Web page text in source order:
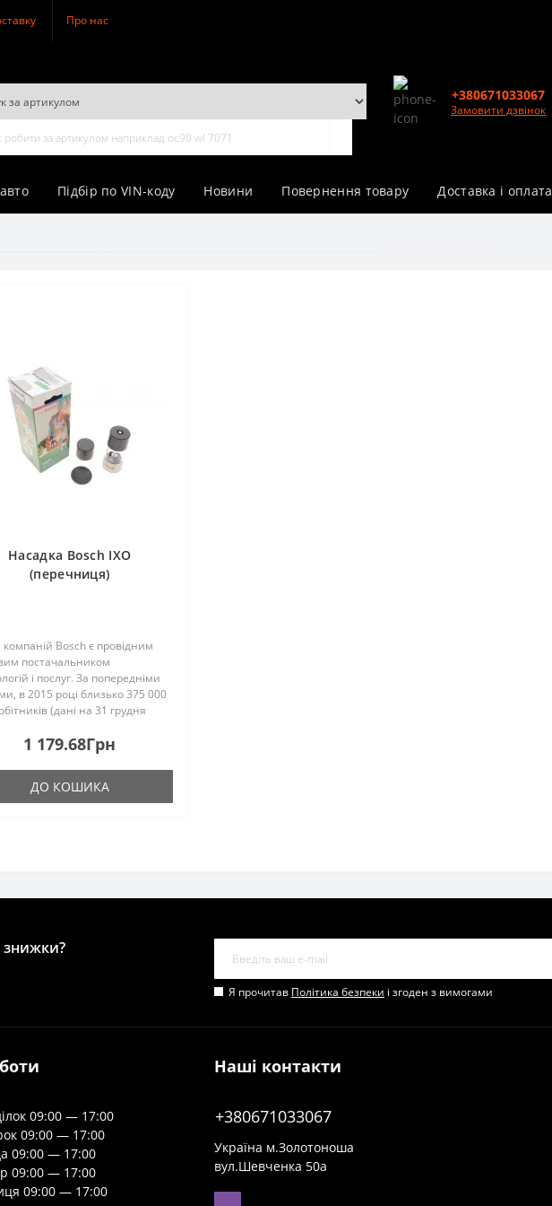
Про нас
+380671033067
Замовити дзвінок
Підбір по VIN-коду Новини Повернення товару Доставка і оплата
Насадка Bosch IXO
(перечниця)
компаній Bosch є провідним
постачальником
і послуг. За попередніми
в 2015 році близько 375 000
(дані на 31 грудня
70 млрд євро. До Групи
Bosch входять Ro..
1 179.68Грн
ДО КОШИКА
знижки?
Я прочитав Політика безпеки і згоден з вимогами
09:00 — 17:00
09:00 — 17:00
09:00 — 17:00
09:00 — 17:00
09:00 — 17:00
Наші контакти
+380671033067
Україна м.Золотоноша
вул.Шевченка 50а